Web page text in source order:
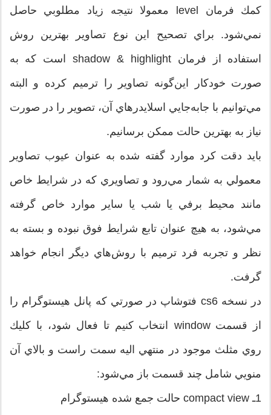
كمك فرمان level معمولا نتيجه زياد مطلوبي حاصل
نمي‌شود. براي تصحيح اين نوع تصاوير بهترين روش
استفاده از فرمان shadow & highlight است كه به
صورت خودكار اين‌گونه تصاوير را ترميم كرده و البته
مي‌توانيم با جابه‌جايي اسلايدرهاي آن، تصوير را در صورت
نياز به بهترين حالت ممكن برسانيم.
بايد دقت كرد موارد گفته شده به عنوان عيوب تصاوير
معمولي به شمار مي‌رود و تصاويري كه در شرايط خاص
مانند محيط برفي يا شب يا ساير موارد خاص گرفته
مي‌شود، به هيچ عنوان تابع شرايط فوق نبوده و بسته به
نظر و تجربه فرد ترميم با روش‌هاي ديگر انجام خواهد
گرفت.
در نسخه cs6 فتوشاپ در صورتي كه پانل هيستوگرام را
از قسمت window انتخاب كنيم تا فعال شود، با كليك
روي مثلث موجود در منتهي اليه سمت راست و بالاي آن
منويي شامل چند قسمت باز مي‌شود:
1ـ‌ compact view حالت جمع شده هيستوگرام